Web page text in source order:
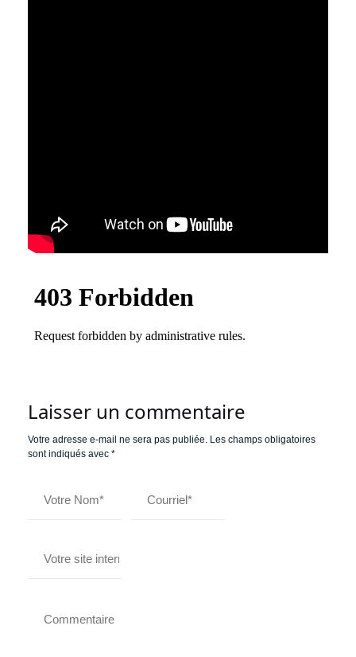
Laisser un commentaire
Votre adresse e-mail ne sera pas publiée. Les champs obligatoires
sont indiqués avec *